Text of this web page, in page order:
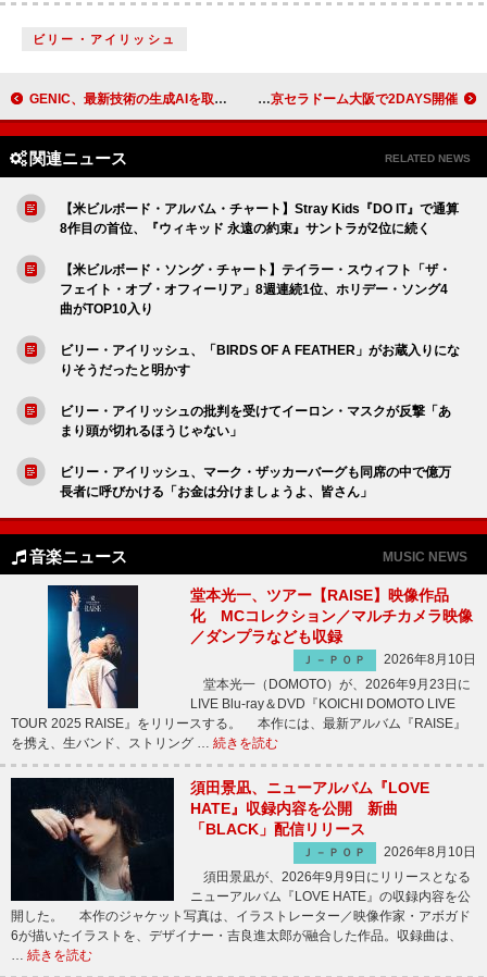
ビリー・アイリッシュ
GENIC、最新技術の生成AIを取り入れた映像も使用したベストAL『CIRCLE』ティザー公開 IVE、ワールドツアー【SHOW WHAT I AM】日本公演を京セラドーム大阪で2DAYS開催
関連ニュース RELATED NEWS
【米ビルボード・アルバム・チャート】Stray Kids『DO IT』で通算
8作目の首位、『ウィキッド 永遠の約束』サントラが2位に続く
【米ビルボード・ソング・チャート】テイラー・スウィフト「ザ・
フェイト・オブ・オフィーリア」8週連続1位、ホリデー・ソング4
曲がTOP10入り
ビリー・アイリッシュ、「BIRDS OF A FEATHER」がお蔵入りにな
りそうだったと明かす
ビリー・アイリッシュの批判を受けてイーロン・マスクが反撃「あ
まり頭が切れるほうじゃない」
ビリー・アイリッシュ、マーク・ザッカーバーグも同席の中で億万
長者に呼びかける「お金は分けましょうよ、皆さん」
音楽ニュース MUSIC NEWS
堂本光一、ツアー【RAISE】映像作品
化 MCコレクション／マルチカメラ映像
／ダンプラなども収録
Ｊ－ＰＯＰ
2026年8月10日
堂本光一（DOMOTO）が、2026年9月23日に
LIVE Blu-ray＆DVD『KOICHI DOMOTO LIVE
TOUR 2025 RAISE』をリリースする。 本作には、最新アルバム『RAISE』
を携え、生バンド、ストリング … 続きを読む
須田景凪、ニューアルバム『LOVE
HATE』収録内容を公開 新曲
「BLACK」配信リリース
Ｊ－ＰＯＰ
2026年8月10日
須田景凪が、2026年9月9日にリリースとなる
ニューアルバム『LOVE HATE』の収録内容を公
開した。 本作のジャケット写真は、イラストレーター／映像作家・アボガド
6が描いたイラストを、デザイナー・吉良進太郎が融合した作品。収録曲は、
… 続きを読む